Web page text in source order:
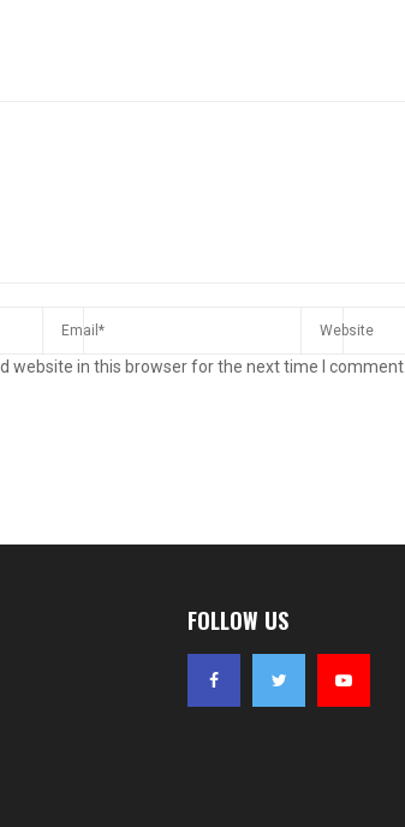
website in this browser for the next time I comment.
FOLLOW US